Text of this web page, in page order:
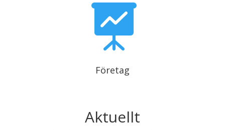

Företag
Aktuellt